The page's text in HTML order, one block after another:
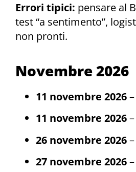
Errori tipici: pensare al
test “a sentimento”,
non pronti.
Novembre 2026
11 novembre 2026
11 novembre 2026
26 novembre 2026
27 novembre 2026